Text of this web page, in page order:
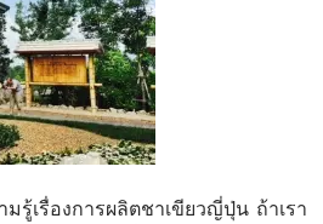
มรู้เรื่องการผลิตชาเขียวญี่ปุ่น ถ้าเรา